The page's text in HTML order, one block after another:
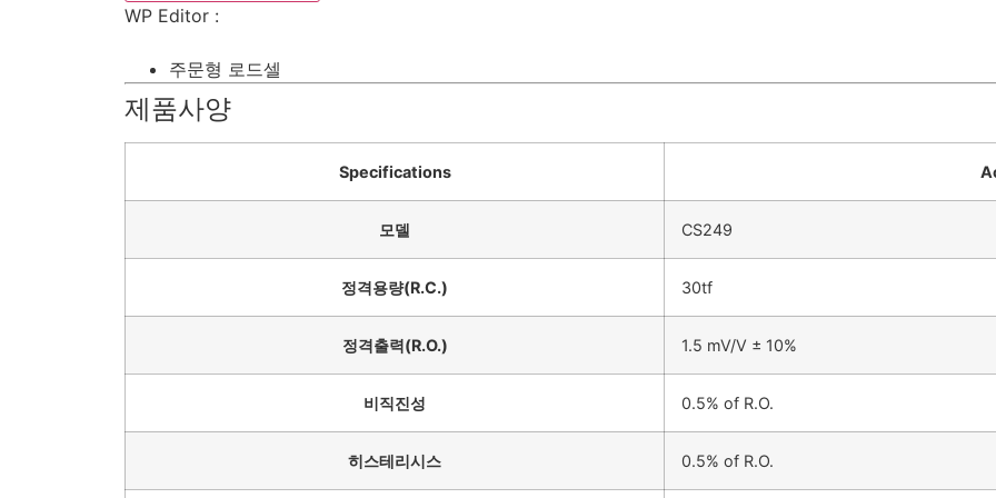
WP Editor :
주문형 로드셀
제품사양
Specifications
모델 CS249
정격용량(R.C.) 30tf
정격출력(R.O.) 1.5 mV/V ± 10%
비직진성 0.5% of R.O.
히스테리시스 0.5% of R.O.